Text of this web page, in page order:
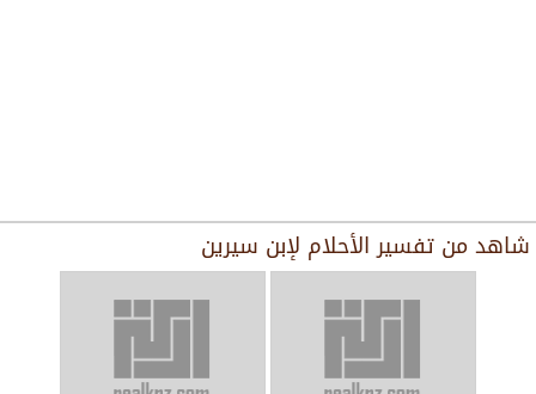
شاهد من تفسير الأحلام لإبن سيرين